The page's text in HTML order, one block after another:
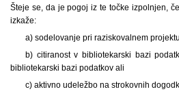
Šteje se, da je pogoj iz te točke izpolnjen,
izkaže:
a) sodelovanje pri raziskovalnem
b) citiranost v bibliotekarski bazi
bibliotekarski bazi podatkov ali
c) aktivno udeležbo na strokovnih